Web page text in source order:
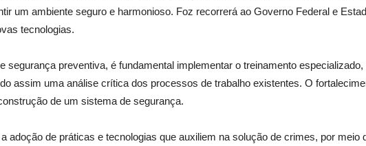
um ambiente seguro e harmonioso. Foz recorrerá ao Governo Federal e
tecnologias.
segurança preventiva, é fundamental implementar o treinamento
assim uma análise crítica dos processos de trabalho existentes. O
de um sistema de segurança.
adoção de práticas e tecnologias que auxiliem na solução de crimes, por